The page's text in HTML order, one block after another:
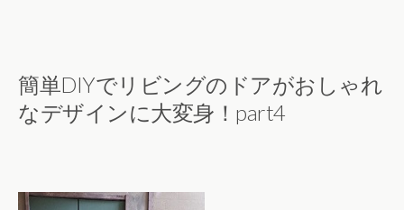
簡単DIYでリビングのドアがおしゃれ
なデザインに大変身！part4